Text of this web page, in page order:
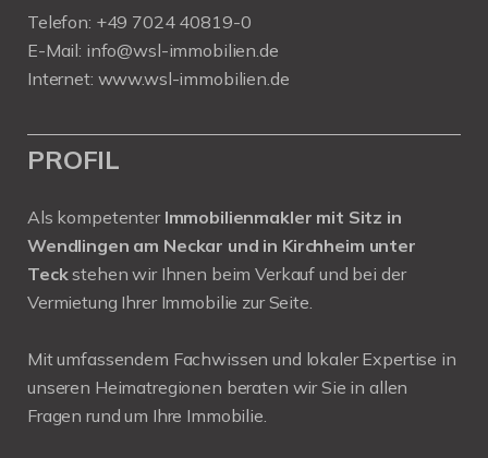
Telefon: +49 7024 40819-0
E-Mail: info@wsl-immobilien.de
Internet: www.wsl-immobilien.de
PROFIL
Als kompetenter Immobilienmakler mit Sitz in
Wendlingen am Neckar und in Kirchheim unter
Teckstehen wir Ihnen beim Verkauf und bei der
Vermietung Ihrer Immobilie zur Seite.
Mit umfassendem Fachwissen und lokaler Expertise in
unseren Heimatregionen beraten wir Sie in allen
Fragen rund um Ihre Immobilie.